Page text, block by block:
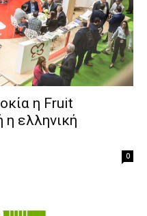
η Fruit
ελληνική
0